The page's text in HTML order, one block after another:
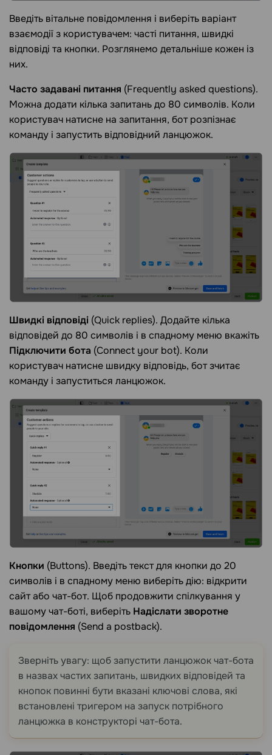
Введіть вітальне повідомлення і виберіть варіант
взаємодії з користувачем: часті питання, швидкі
відповіді та кнопки. Розглянемо детальніше кожен із
них.
Часто задавані питання (Frequently asked questions).
Можна додати кілька запитань до 80 символів. Коли
користувач натисне на запитання, бот розпізнає
команду і запустить відповідний ланцюжок.
Швидкі відповіді (Quick replies). Додайте кілька
відповідей до 80 символів і в спадному меню вкажіть
Підключити бота (Connect your bot). Коли
користувач натисне швидку відповідь, бот зчитає
команду і запуститься ланцюжок.
Кнопки (Buttons). Введіть текст для кнопки до 20
символів і в спадному меню виберіть дію: відкрити
сайт або чат-бот. Щоб продовжити спілкування у
вашому чат-боті, виберіть Надіслати зворотне
повідомлення (Send a postback).
Зверніть увагу: щоб запустити ланцюжок чат-бота
в назвах частих запитань, швидких відповідей та
кнопок повинні бути вказані ключові слова, які
встановлені тригером на запуск потрібного
ланцюжка в конструкторі чат-бота.